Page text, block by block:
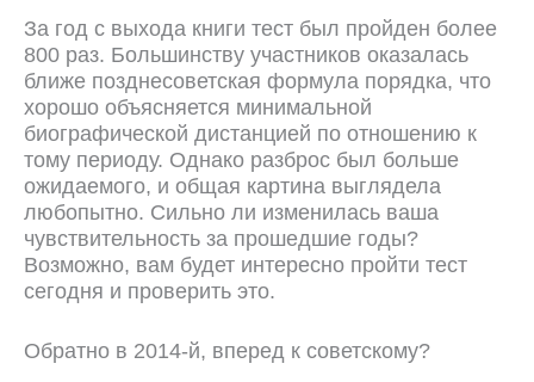
За год с выхода книги тест был пройден более
800 раз. Большинству участников оказалась
ближе позднесоветская формула порядка, что
хорошо объясняется минимальной
биографической дистанцией по отношению к
тому периоду. Однако разброс был больше
ожидаемого, и общая картина выглядела
любопытно. Сильно ли изменилась ваша
чувствительность за прошедшие годы?
Возможно, вам будет интересно пройти тест
сегодня и проверить это.
Обратно в 2014-й, вперед к советскому?